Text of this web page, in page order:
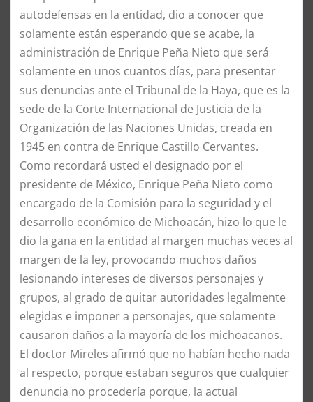
autodefensas en la entidad, dio a conocer que
solamente están esperando que se acabe, la
administración de Enrique Peña Nieto que será
solamente en unos cuantos días, para presentar
sus denuncias ante el Tribunal de la Haya, que es la
sede de la Corte Internacional de Justicia de la
Organización de las Naciones Unidas, creada en
1945 en contra de Enrique Castillo Cervantes.
Como recordará usted el designado por el
presidente de México, Enrique Peña Nieto como
encargado de la Comisión para la seguridad y el
desarrollo económico de Michoacán, hizo lo que le
dio la gana en la entidad al margen muchas veces al
margen de la ley, provocando muchos daños
lesionando intereses de diversos personajes y
grupos, al grado de quitar autoridades legalmente
elegidas e imponer a personajes, que solamente
causaron daños a la mayoría de los michoacanos.
El doctor Mireles afirmó que no habían hecho nada
al respecto, porque estaban seguros que cualquier
denuncia no procedería porque, la actual